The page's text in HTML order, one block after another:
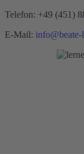
Telefon: +49 (451)
E-Mail: info@beate-